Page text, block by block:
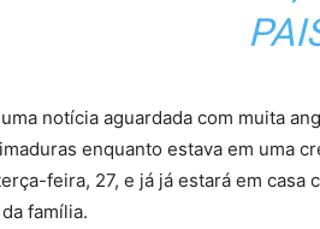
notícia aguardada com muita
enquanto estava em uma
feira, 27, e já já estará em casa
família.